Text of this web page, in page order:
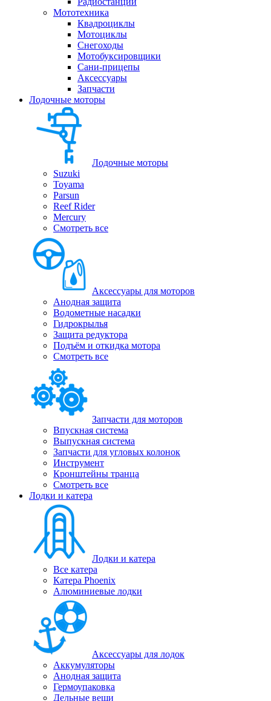
Мототехника
Квадроциклы
Мотоциклы
Снегоходы
Мотобуксировщики
Сани-прицепы
Аксессуары
Запчасти
Лодочные моторы
Лодочные моторы
Suzuki
Toyama
Parsun
Reef Rider
Mercury
Смотреть все
Аксессуары для моторов
Анодная защита
Водометные насадки
Гидрокрылья
Защита редуктора
Подъём и откидка мотора
Смотреть все
Запчасти для моторов
Впускная система
Выпускная система
Запчасти для угловых колонок
Инструмент
Кронштейны транца
Смотреть все
Лодки и катера
Лодки и катера
Все катера
Катера Phoenix
Алюминиевые лодки
Аксессуары для лодок
Аккумуляторы
Анодная защита
Гермоупаковка
Дельные вещи